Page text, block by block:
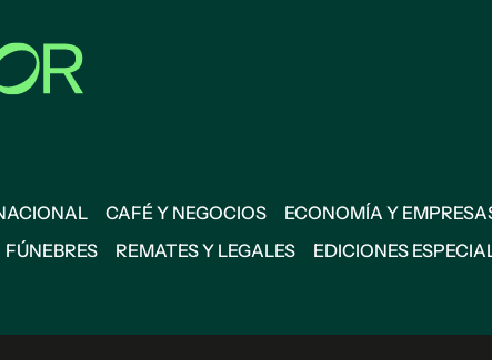
CAFÉ Y NEGOCIOS ECONOMÍA Y
FÚNEBRES REMATES Y LEGALES EDICIONES